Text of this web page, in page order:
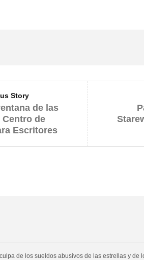
Story
de las
de
Escritores
de los sueldos abusivos de las estrellas y de